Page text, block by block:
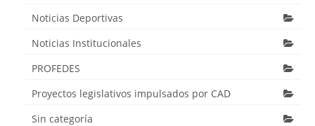
Noticias Deportivas
Noticias Institucionales
PROFEDES
Proyectos legislativos impulsados por CAD
Sin categoría